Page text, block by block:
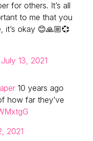
for others. It’s all
to me that you
it’s okay 😊🙏🏼💞
July 13, 2021
10 years ago
how far they’ve
2021